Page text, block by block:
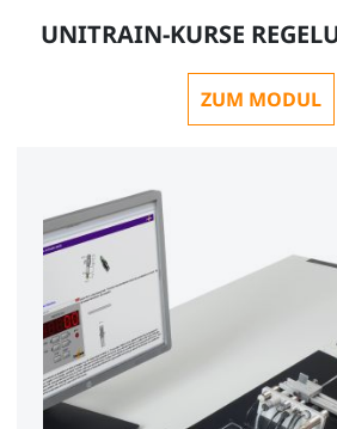
UNITRAIN-KURSE
ZUM MODUL